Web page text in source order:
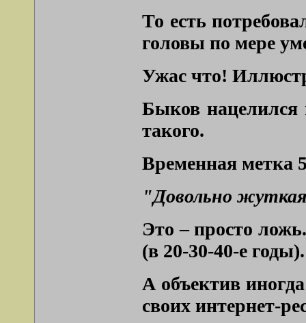
То есть
головы по мере
Ужас что!
Быков нацелился
такого.
Временная метка
"Довольно жуткая
Это – просто
(в 20-30-40-е годы).
А объектив
своих интернет-